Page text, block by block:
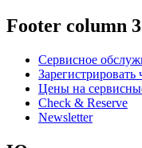
Footer column 3
Сервисное
Зарегистрировать
Цены на
Check & Reserve
Newsletter